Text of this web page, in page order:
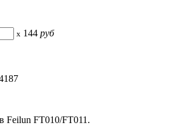
x 144 руб
Feilun FT010/FT011.